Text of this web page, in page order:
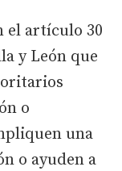
el artículo 30
y León que
o
una
o ayuden a